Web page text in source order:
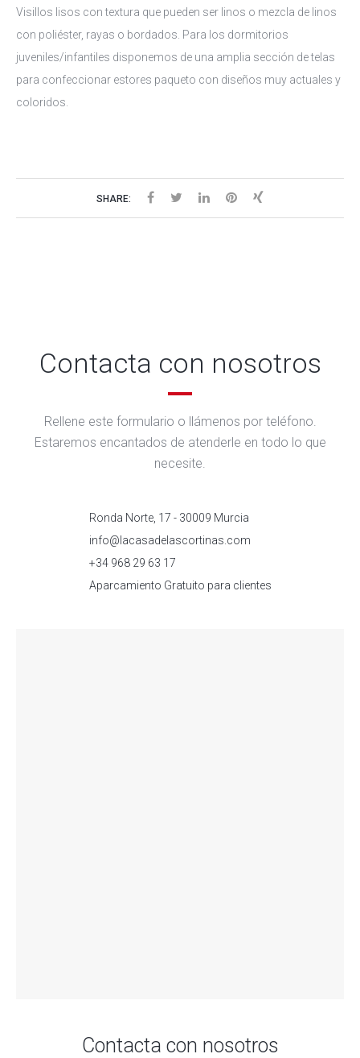
Visillos lisos con textura que pueden ser linos o mezcla de linos
con poliéster, rayas o bordados. Para los dormitorios
juveniles/infantiles disponemos de una amplia sección de telas
para confeccionar estores paqueto con diseños muy actuales y
coloridos.
SHARE:
Contacta con nosotros
Rellene este formulario o llámenos por teléfono.
Estaremos encantados de atenderle en todo lo que
necesite.
Ronda Norte, 17 - 30009 Murcia
info@lacasadelascortinas.com
+34 968 29 63 17
Aparcamiento Gratuito para clientes
Contacta con nosotros